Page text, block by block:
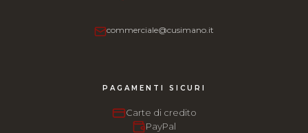
commerciale@cusimano.it
PAGAMENTI SICURI
Carte di credito
PayPal